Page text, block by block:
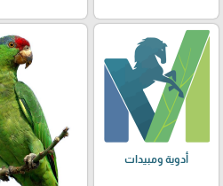
أدوية ومبيدات